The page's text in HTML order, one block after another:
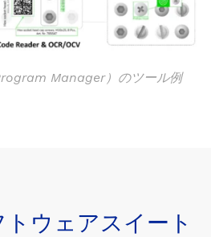
Manager）のツール例
トウェアスイート